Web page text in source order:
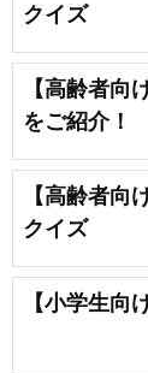
クイズ
【高齢者向
をご紹介！
【高齢者向
クイズ
【小学生向